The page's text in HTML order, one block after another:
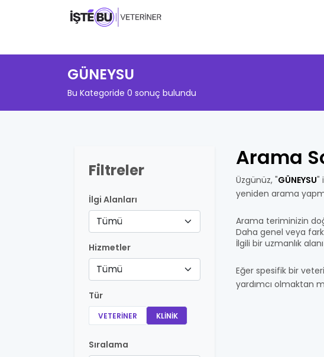
GÜNEYSU
Bu Kategoride 0 sonuç bulundu
Filtreler
İlgi Alanları
Tümü
Hizmetler
Tümü
Tür
VETERINER KLINIK
Sıralama
Arama
Üzgünüz, "GÜNEYSU"
yeniden arama
Arama teriminizin
Daha genel veya
İlgili bir uzmanlık
Eğer spesifik bir
yardımcı olmaktan